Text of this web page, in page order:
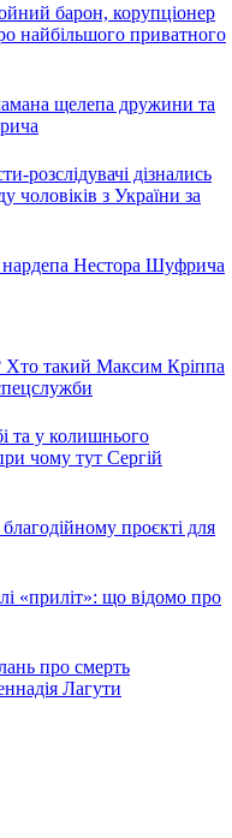
барон, корупціонер
найбільшого приватного
щелепа дружини та
розслідувачі дізнались
чоловіків з України за
нардепа Нестора Шуфрича
Хто такий Максим Кріппа
та у колишнього
чому тут Сергій
проєкті для
«приліт»: що відомо про
про смерть
Лагути